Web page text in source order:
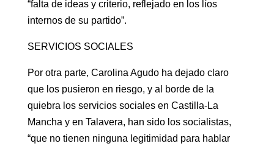
“falta de ideas y criterio, reflejado en los líos
internos de su partido”.
SERVICIOS SOCIALES
Por otra parte, Carolina Agudo ha dejado claro
que los pusieron en riesgo, y al borde de la
quiebra los servicios sociales en Castilla-La
Mancha y en Talavera, han sido los socialistas,
“que no tienen ninguna legitimidad para hablar